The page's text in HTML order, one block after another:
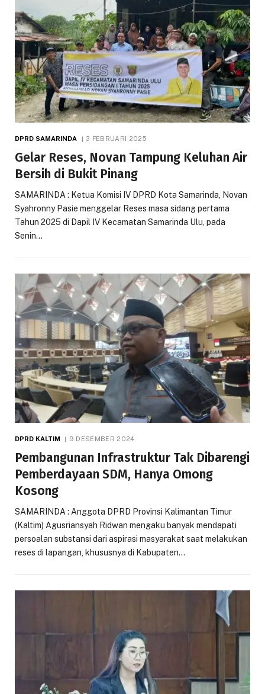
DPRD SAMARINDA 3 FEBRUARI 2025
Gelar Reses, Novan Tampung Keluhan Air
Bersih di Bukit Pinang
SAMARINDA : Ketua Komisi IV DPRD Kota Samarinda, Novan
Syahronny Pasie menggelar Reses masa sidang pertama
Tahun 2025 di Dapil IV Kecamatan Samarinda Ulu, pada
Senin…
DPRD KALTIM 9 DESEMBER 2024
Pembangunan Infrastruktur Tak Dibarengi
Pemberdayaan SDM, Hanya Omong
Kosong
SAMARINDA : Anggota DPRD Provinsi Kalimantan Timur
(Kaltim) Agusriansyah Ridwan mengaku banyak mendapati
persoalan substansi dari aspirasi masyarakat saat melakukan
reses di lapangan, khususnya di Kabupaten…